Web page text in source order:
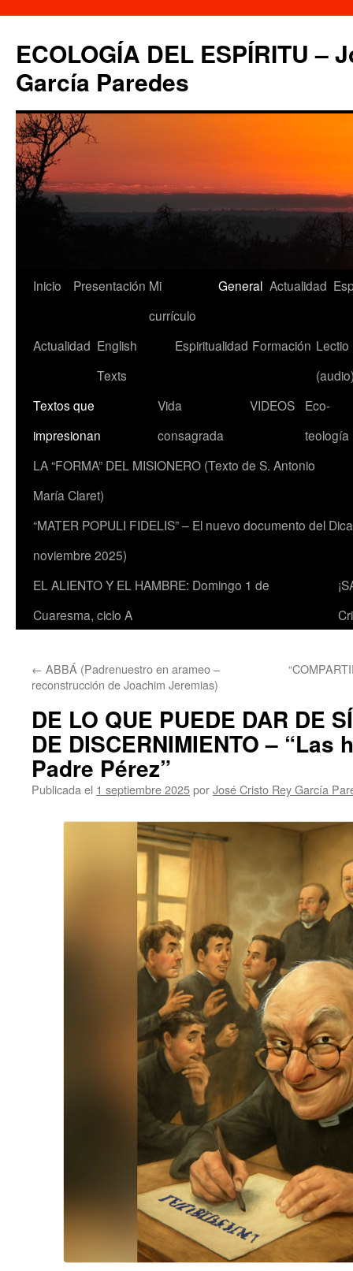
contenido
ECOLOGÍA DEL ESPÍRITU –
García Paredes
Inicio Presentación Mi
currículo
General Actualidad
Actualidad English
Texts
Espiritualidad Formación Lectio
Textos que
impresionan
Vida
consagrada
VIDEOS
Eco-
teología
LA “FORMA” DEL MISIONERO (Texto de S. Antonio
María Claret)
“MATER POPULI FIDELIS” – El nuevo documento del
noviembre 2025)
EL ALIENTO Y EL HAMBRE: Domingo 1 de
Cuaresma, ciclo A
← ABBÁ (Padrenuestro en arameo –
reconstrucción de Joachim Jeremias)
DE LO QUE PUEDE DAR DE
DE DISCERNIMIENTO – “Las
Padre Pérez”
Publicada el 1 septiembre 2025porJosé Cristo Rey García